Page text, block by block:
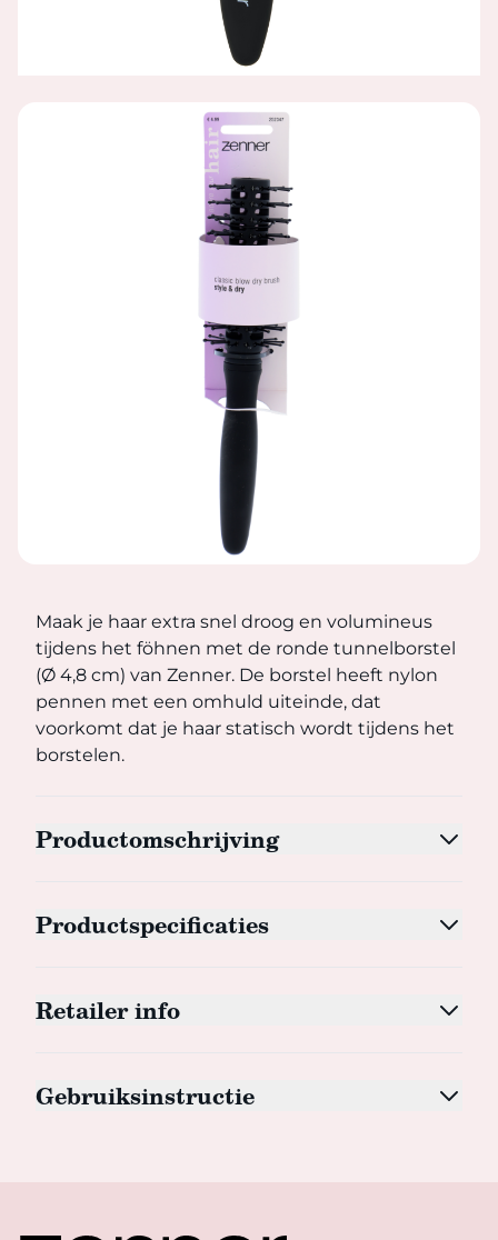
HAARBORSTEL TUNNEL ROND
Maak je haar extra snel droog en volumineus tijdens
Maak je haar extra snel droog en volumineus
tijdens het föhnen met de ronde tunnelborstel
(Ø 4,8 cm) van Zenner. De borstel heeft nylon
pennen met een omhuld uiteinde, dat
voorkomt dat je haar statisch wordt tijdens het
borstelen.
Productomschrijving
Productspecificaties
Retailer info
Gebruiksinstructie